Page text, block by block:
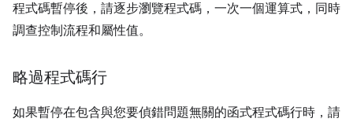
程式碼暫停後，請逐步瀏覽程式碼，一次一個運算式，同時
調查控制流程和屬性值。
略過程式碼行
如果暫停在包含與您要偵錯問題無關的函式程式碼行時，請